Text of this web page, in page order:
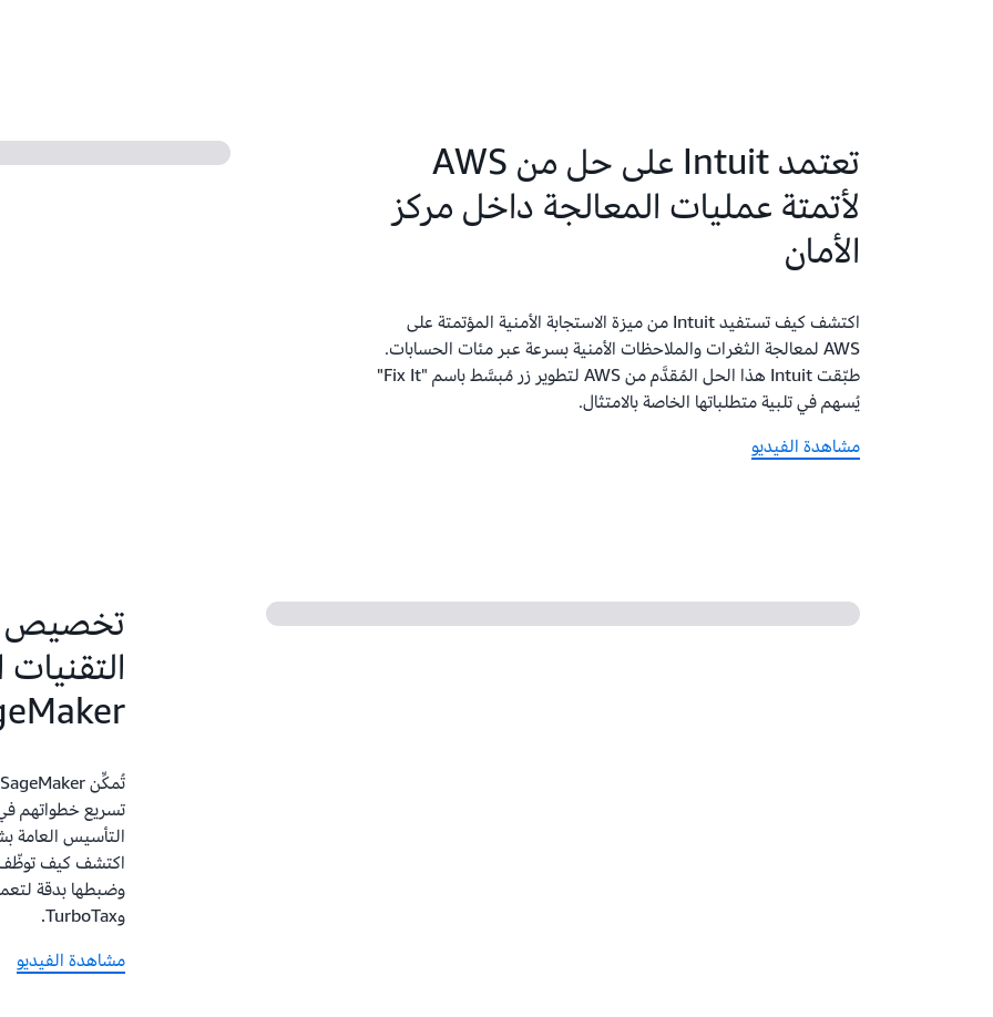
تعتمد Intuit على حل من AWS
لأتمتة عمليات المعالجة داخل مركز
الأمان
اكتشف كيف تستفيد Intuit من ميزة الاستجابة الأمنية المؤتمتة على
AWS لمعالجة الثغرات والملاحظات الأمنية بسرعة عبر مئات الحسابات.
طبّقت Intuit هذا الحل المُقدَّم من AWS لتطوير زر مُبسَّط باسم "Fix It"
يُسهم في تلبية متطلباتها الخاصة بالامتثال.
مشاهدة الفيديو
تخصيص
تسريع خطواتهم
التأسيس العامة
وTurboTax.
مشاهدة الفيديو